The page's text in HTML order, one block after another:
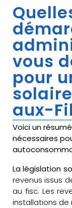
vous
pour
aux-
Voici un
nécessaires
La législation
revenus issus
au fisc. Les
installations de